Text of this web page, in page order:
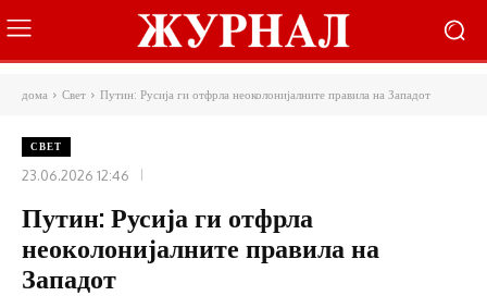
дома Свет Путин: Русија ги отфрла неоколонијалните правила на Западот
СВЕТ
23.06.2026 12:46
Путин: Русија ги отфрла
неоколонијалните правила на
Западот